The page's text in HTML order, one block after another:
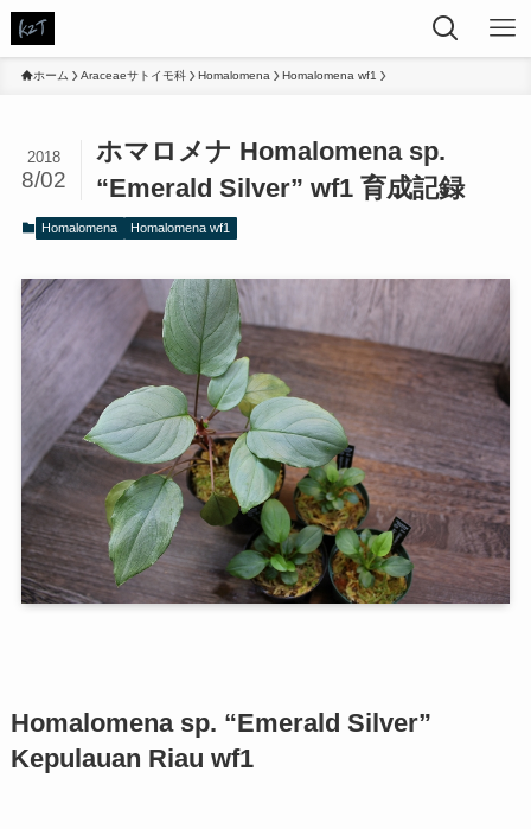
ホーム Araceaeサトイモ科 Homalomena Homalomena wf1
ホマロメナ Homalomena sp.
“Emerald Silver” wf1 育成記録
2018
8/02
Homalomena Homalomena wf1
Homalomena sp. “Emerald Silver”
Kepulauan Riau wf1